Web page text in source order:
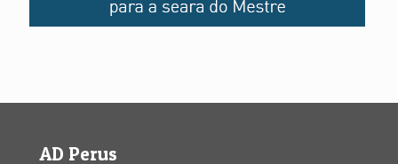
AD Perus